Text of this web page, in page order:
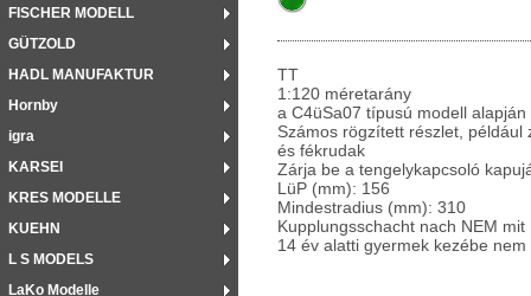
FISCHER MODELL
GÜTZOLD
HADL MANUFAKTUR
Hornby
igra
KARSEI
KRES MODELLE
KUEHN
L S MODELS
LaKo Modelle
TT
1:120 méretarány
a C4üSa07 típusú modell alapján
Számos rögzített részlet, például
és fékrudak
Zárja be a tengelykapcsoló
LüP (mm): 156
Mindestradius (mm): 310
Kupplungsschacht nach NEM mit
14 év alatti gyermek kezébe nem